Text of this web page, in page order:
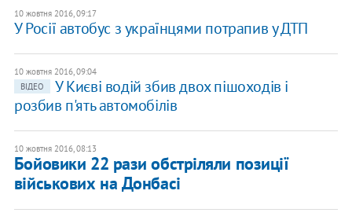
10 жовтня 2016, 09:17
У Росії автобус з українцями потрапив у ДТП
10 жовтня 2016, 09:04
ВІДЕО
У Києві водій збив двох пішоходів і
розбив п'ять автомобілів
10 жовтня 2016, 08:13
Бойовики 22 рази обстріляли позиції
військових на Донбасі